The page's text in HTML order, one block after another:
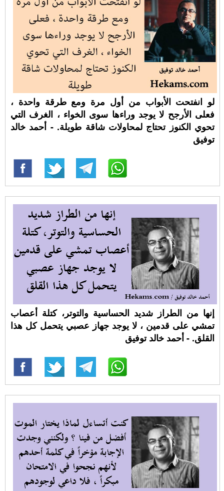
لو انفتحت الأبواب من أول مرة ومع طرقة واحدة ،
فعلى الأرجح لا يوجد وراءها سوى الخواء ، الغرف التي
تحوي الكنوز تحتاج لمحاولات شاقة طويلة. - أحمد خالد
توفيق
إنها من الطراز شديد الحساسية والتوتر، كتلة أعصاب
تمشي على قدمين ، لا يوجد جهاز عصبي يتحمل كل هذا
القلق. - أحمد خالد توفيق